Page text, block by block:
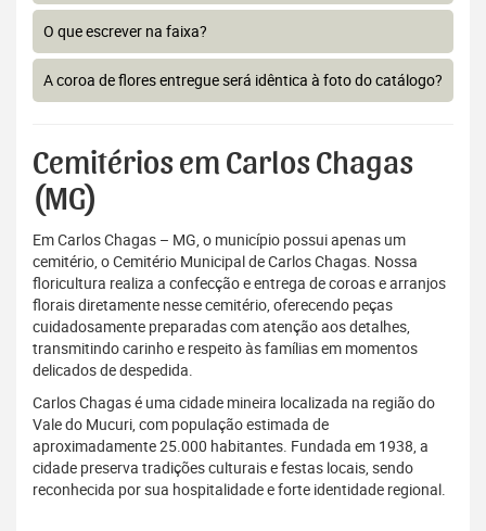
O que escrever na faixa?
A coroa de flores entregue será idêntica à foto do catálogo?
Cemitérios em Carlos Chagas
(MG)
Em Carlos Chagas – MG, o município possui apenas um
cemitério, o Cemitério Municipal de Carlos Chagas. Nossa
floricultura realiza a confecção e entrega de coroas e arranjos
florais diretamente nesse cemitério, oferecendo peças
cuidadosamente preparadas com atenção aos detalhes,
transmitindo carinho e respeito às famílias em momentos
delicados de despedida.
Carlos Chagas é uma cidade mineira localizada na região do
Vale do Mucuri, com população estimada de
aproximadamente 25.000 habitantes. Fundada em 1938, a
cidade preserva tradições culturais e festas locais, sendo
reconhecida por sua hospitalidade e forte identidade regional.